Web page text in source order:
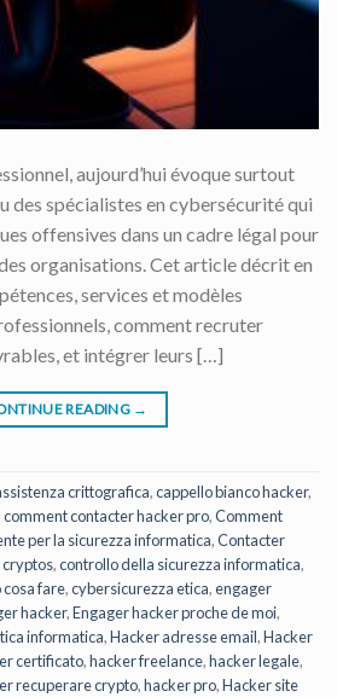
aujourd’hui évoque surtout
des spécialistes en cybersécurité qui
offensives dans un cadre légal pour
organisations. Cet article décrit en
services et modèles
comment recruter
et intégrer leurs […]
READING →
crittografica,cappello bianco hacker,
comment contacter hacker pro,Comment
per la sicurezza informatica,Contacter
cryptos,controllo della sicurezza informatica,
fare,cybersicurezza etica,engager
hacker,Engager hacker proche de moi,
informatica,Hacker adresse email,Hacker
certificato,hacker freelance,hacker legale,
recuperare crypto,hacker pro,Hacker site